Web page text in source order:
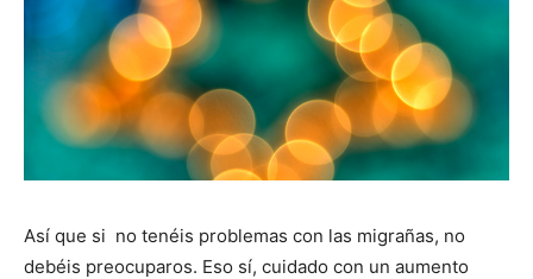
Así que si no tenéis problemas con las migrañas, no
debéis preocuparos. Eso sí, cuidado con un aumento